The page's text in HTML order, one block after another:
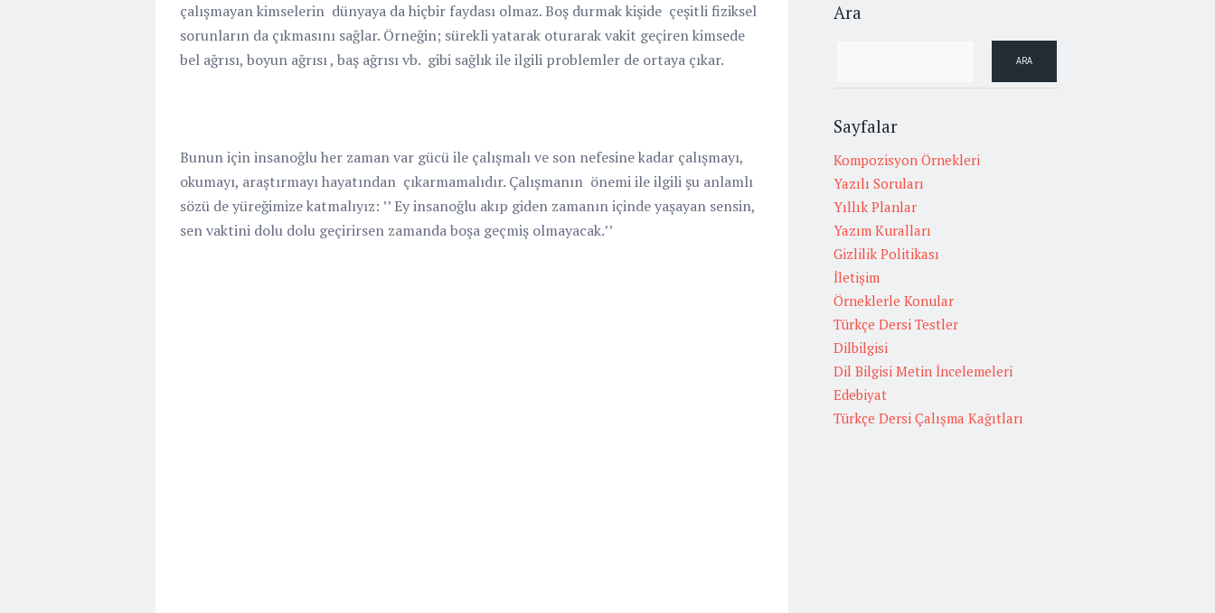
çalışmayan kimselerin dünyaya da hiçbir faydası olmaz. Boş durmak kişide çeşitli fiziksel
sorunların da çıkmasını sağlar. Örneğin; sürekli yatarak oturarak vakit geçiren kimsede
bel ağrısı, boyun ağrısı , baş ağrısı vb. gibi sağlık ile ilgili problemler de ortaya çıkar.
Bunun için insanoğlu her zaman var gücü ile çalışmalı ve son nefesine kadar çalışmayı,
okumayı, araştırmayı hayatından çıkarmamalıdır. Çalışmanın önemi ile ilgili şu anlamlı
sözü de yüreğimize katmalıyız: ’’ Ey insanoğlu akıp giden zamanın içinde yaşayan sensin,
sen vaktini dolu dolu geçirirsen zamanda boşa geçmiş olmayacak.’’
Ara
Sayfalar
Kompozisyon Örnekleri
Yazılı Soruları
Yıllık Planlar
Yazım Kuralları
Gizlilik Politikası
İletişim
Örneklerle Konular
Türkçe Dersi Testler
Dilbilgisi
Dil Bilgisi Metin İncelemeleri
Edebiyat
Türkçe Dersi Çalışma Kağıtları